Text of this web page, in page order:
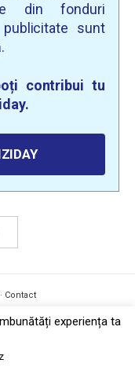
din fonduri
sunt
contribui tu
· Contact
experiența ta